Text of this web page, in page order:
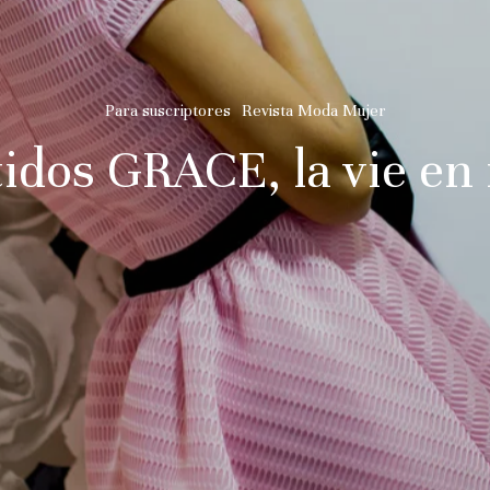
Para suscriptores Revista Moda Mujer
GRACE, la vie